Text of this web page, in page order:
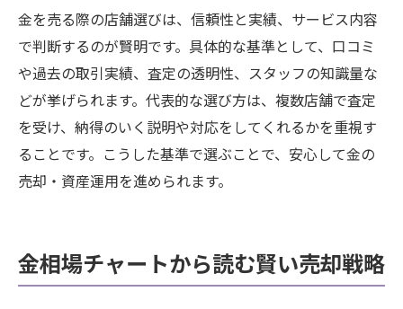
金を売る際の店舗選びは、信頼性と実績、サービス内容
で判断するのが賢明です。具体的な基準として、口コミ
や過去の取引実績、査定の透明性、スタッフの知識量な
どが挙げられます。代表的な選び方は、複数店舗で査定
を受け、納得のいく説明や対応をしてくれるかを重視す
ることです。こうした基準で選ぶことで、安心して金の
売却・資産運用を進められます。
金相場チャートから読む賢い売却戦略